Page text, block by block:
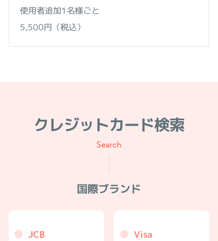
使用者追加1名様ごと
5,500円（税込）
クレジットカード検索
Search
国際ブランド
JCB Visa